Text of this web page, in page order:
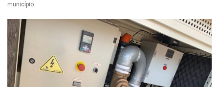
município.